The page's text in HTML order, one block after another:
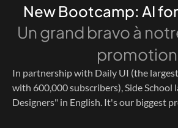
New Bootcamp: AI
Un grand bravo à
promotion
In partnership with Daily UI (the
with 600,000 subscribers), Side School
Designers" in English. It's our biggest